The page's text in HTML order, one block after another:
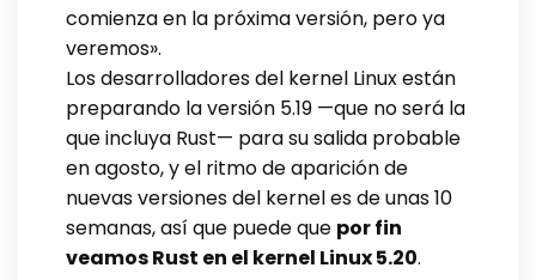
comienza en la próxima versión, pero ya
veremos».
Los desarrolladores del kernel Linux están
preparando la versión 5.19 —que no será la
que incluya Rust— para su salida probable
en agosto, y el ritmo de aparición de
nuevas versiones del kernel es de unas 10
semanas, así que puede que por fin
veamos Rust en el kernel Linux 5.20.